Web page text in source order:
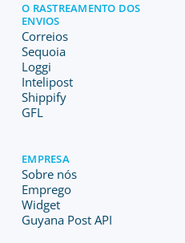
O RASTREAMENTO DOS
ENVIOS
Correios
Sequoia
Loggi
Intelipost
Shippify
GFL
EMPRESA
Sobre nós
Emprego
Widget
Guyana Post API